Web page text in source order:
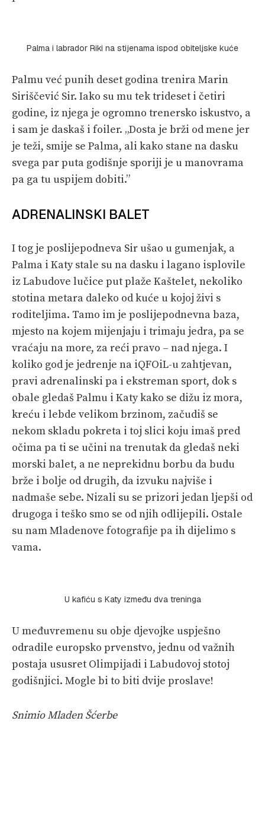
Palma i labrador Riki na stijenama ispod obiteljske kuće
Palmu već punih deset godina trenira Marin
Siriščević Sir. Iako su mu tek trideset i četiri
godine, iz njega je ogromno trenersko iskustvo, a
i sam je daskaš i foiler. „Dosta je brži od mene jer
je teži, smije se Palma, ali kako stane na dasku
svega par puta godišnje sporiji je u manovrama
pa ga tu uspijem dobiti.”
ADRENALINSKI BALET
I tog je poslijepodneva Sir ušao u gumenjak, a
Palma i Katy stale su na dasku i lagano isplovile
iz Labudove lučice put plaže Kaštelet, nekoliko
stotina metara daleko od kuće u kojoj živi s
roditeljima. Tamo im je poslijepodnevna baza,
mjesto na kojem mijenjaju i trimaju jedra, pa se
vraćaju na more, za reći pravo – nad njega. I
koliko god je jedrenje na iQFOiL-u zahtjevan,
pravi adrenalinski pa i ekstreman sport, dok s
obale gledaš Palmu i Katy kako se dižu iz mora,
kreću i lebde velikom brzinom, začudiš se
nekom skladu pokreta i toj slici koju imaš pred
očima pa ti se učini na trenutak da gledaš neki
morski balet, a ne neprekidnu borbu da budu
brže i bolje od drugih, da izvuku najviše i
nadmaše sebe. Nizali su se prizori jedan ljepši od
drugoga i teško smo se od njih odlijepili. Ostale
su nam Mladenove fotografije pa ih dijelimo s
vama.
U kafiću s Katy između dva treninga
U međuvremenu su obje djevojke uspješno
odradile europsko prvenstvo, jednu od važnih
postaja ususret Olimpijadi i Labudovoj stotoj
godišnjici. Mogle bi to biti dvije proslave!
Snimio Mladen Šćerbe